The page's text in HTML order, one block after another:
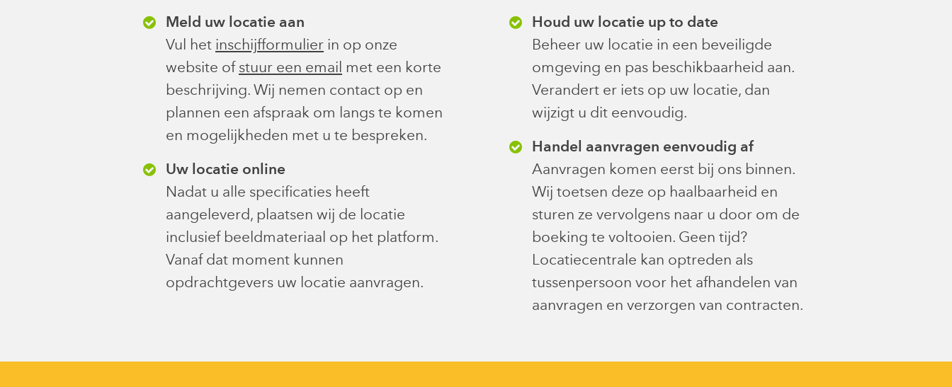
Meld uw locatie aan
Vul het inschijfformulier in op onze
website ofstuur een email met een korte
beschrijving. Wij nemen contact op en
plannen een afspraak om langs te komen
en mogelijkheden met u te bespreken.
Uw locatie online
Nadat u alle specificaties heeft
aangeleverd, plaatsen wij de locatie
inclusief beeldmateriaal op het platform.
Vanaf dat moment kunnen
opdrachtgevers uw locatie aanvragen.
Houd uw locatie up to date
Beheer uw locatie in een beveiligde
omgeving en pas beschikbaarheid aan.
Verandert er iets op uw locatie, dan
wijzigt u dit eenvoudig.
Handel aanvragen eenvoudig af
Aanvragen komen eerst bij ons binnen.
Wij toetsen deze op haalbaarheid en
sturen ze vervolgens naar u door om de
boeking te voltooien. Geen tijd?
Locatiecentrale kan optreden als
tussenpersoon voor het afhandelen van
aanvragen en verzorgen van contracten.